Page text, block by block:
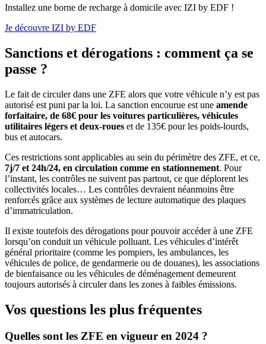
Installez une borne de recharge à domicile avec IZI by EDF !
Je découvre IZI by EDF
Sanctions et dérogations : comment ça se
passe ?
Le fait de circuler dans une ZFE alors que votre véhicule n’y est pas
autorisé est puni par la loi. La sanction encourue est une amende
forfaitaire, de 68€ pour les voitures particulières, véhicules
utilitaires légers et deux-roues et de 135€ pour les poids-lourds,
bus et autocars.
Ces restrictions sont applicables au sein du périmètre des ZFE, et ce,
7j/7 et 24h/24, en circulation comme en stationnement. Pour
l’instant, les contrôles ne suivent pas partout, ce que déplorent les
collectivités locales… Les contrôles devraient néanmoins être
renforcés grâce aux systèmes de lecture automatique des plaques
d’immatriculation.
Il existe toutefois des dérogations pour pouvoir accéder à une ZFE
lorsqu’on conduit un véhicule polluant. Les véhicules d’intérêt
général prioritaire (comme les pompiers, les ambulances, les
véhicules de police, de gendarmerie ou de douanes), les associations
de bienfaisance ou les véhicules de déménagement demeurent
toujours autorisés à circuler dans les zones à faibles émissions.
Vos questions les plus fréquentes
Quelles sont les ZFE en vigueur en 2024 ?